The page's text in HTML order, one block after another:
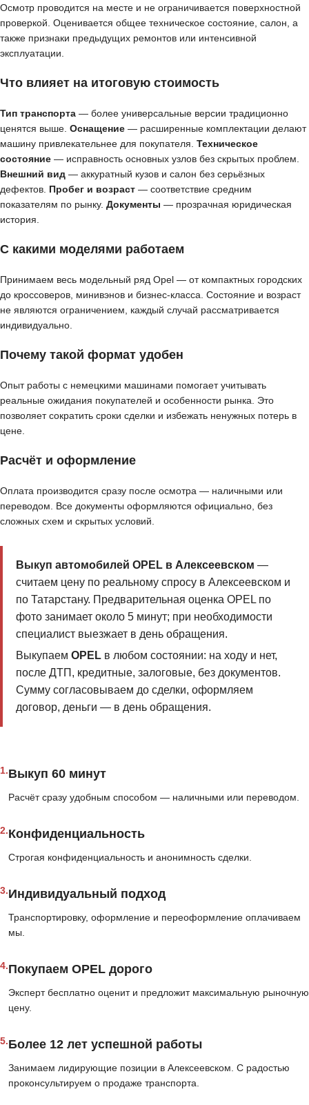
Осмотр проводится на месте и не ограничивается поверхностной
проверкой. Оценивается общее техническое состояние, салон, а
также признаки предыдущих ремонтов или интенсивной
эксплуатации.
Что влияет на итоговую стоимость
Тип транспорта — более универсальные версии традиционно
ценятся выше. Оснащение — расширенные комплектации делают
машину привлекательнее для покупателя. Техническое
состояние — исправность основных узлов без скрытых проблем.
Внешний вид — аккуратный кузов и салон без серьёзных
дефектов. Пробег и возраст — соответствие средним
показателям по рынку. Документы — прозрачная юридическая
история.
С какими моделями работаем
Принимаем весь модельный ряд Opel — от компактных городских
до кроссоверов, минивэнов и бизнес-класса. Состояние и возраст
не являются ограничением, каждый случай рассматривается
индивидуально.
Почему такой формат удобен
Опыт работы с немецкими машинами помогает учитывать
реальные ожидания покупателей и особенности рынка. Это
позволяет сократить сроки сделки и избежать ненужных потерь в
цене.
Расчёт и оформление
Оплата производится сразу после осмотра — наличными или
переводом. Все документы оформляются официально, без
сложных схем и скрытых условий.
Выкуп автомобилей OPEL в Алексеевском —
считаем цену по реальному спросу в Алексеевском и
по Татарстану. Предварительная оценка OPEL по
фото занимает около 5 минут; при необходимости
специалист выезжает в день обращения.
Выкупаем OPELв любом состоянии: на ходу и нет,
после ДТП, кредитные, залоговые, без документов.
Сумму согласовываем до сделки, оформляем
договор, деньги — в день обращения.
1.Выкуп 60 минут
Расчёт сразу удобным способом — наличными или переводом.
2.Конфиденциальность
Строгая конфиденциальность и анонимность сделки.
3.Индивидуальный подход
Транспортировку, оформление и переоформление оплачиваем
мы.
4.Покупаем OPEL дорого
Эксперт бесплатно оценит и предложит максимальную рыночную
цену.
5.Более 12 лет успешной работы
Занимаем лидирующие позиции в Алексеевском. С радостью
проконсультируем о продаже транспорта.